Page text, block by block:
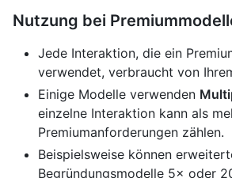
Nutzung bei
Jede Interaktion, die ein
verwendet, verbraucht von
Einige Modelle verwenden
einzelne Interaktion kann als
Premiumanforderungen zählen.
Beispielsweise können
Begründungsmodelle 5× oder